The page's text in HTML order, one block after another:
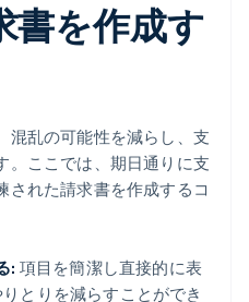
書を作成す
混乱の可能性を減らし、支
。ここでは、期日通りに支
された請求書を作成するコ
: 項目を簡潔し直接的に表
とりを減らすことができ